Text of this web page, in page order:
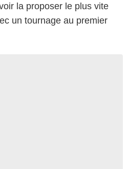
la proposer le plus vite
un tournage au premier